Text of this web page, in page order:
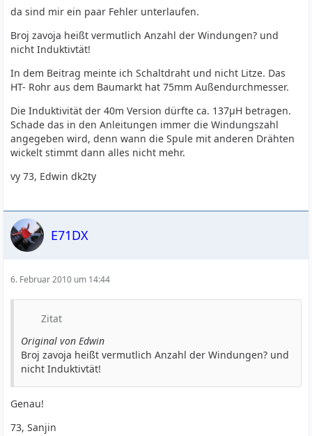
da sind mir ein paar Fehler unterlaufen.
Broj zavoja heißt vermutlich Anzahl der Windungen? und
nicht Induktivtät!
In dem Beitrag meinte ich Schaltdraht und nicht Litze. Das
HT- Rohr aus dem Baumarkt hat 75mm Außendurchmesser.
Die Induktivität der 40m Version dürfte ca. 137µH betragen.
Schade das in den Anleitungen immer die Windungszahl
angegeben wird, denn wann die Spule mit anderen Drähten
wickelt stimmt dann alles nicht mehr.
vy 73, Edwin dk2ty
E71DX
6. Februar 2010 um 14:44
Zitat
Original von Edwin
Broj zavoja heißt vermutlich Anzahl der Windungen? und
nicht Induktivtät!
Genau!
73, Sanjin